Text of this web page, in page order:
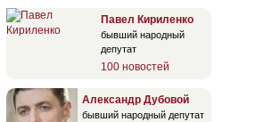
Павел Кириленко
бывший народный
депутат
100 новостей
Александр Дубовой
бывший народный депутат